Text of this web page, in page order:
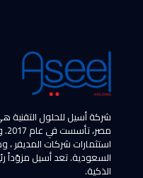
شركة أسيل للحلول
استثمارات شركات المديفر ،
السعودية. تعد أسيل مزوّداً
الذكية.